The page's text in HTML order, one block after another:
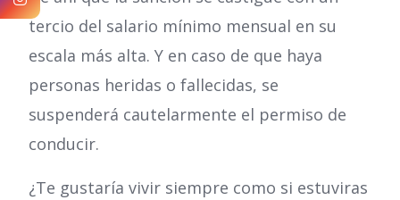
tercio del salario mínimo mensual en su
escala más alta. Y en caso de que haya
personas heridas o fallecidas, se
suspenderá cautelarmente el permiso de
conducir.
¿Te gustaría vivir siempre como si estuviras